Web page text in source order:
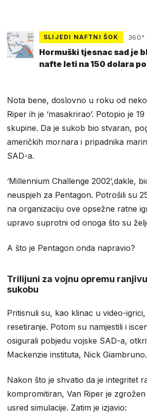
SLIJEDI NAFTNI ŠOK 360°
Hormuški tjesnac sad je
nafte leti na 150 dolara
Nota bene, doslovno u roku od
Riper ih je ‘masakrirao’. Potopio je
skupine. Da je sukob bio stvaran,
američkih mornara i pripadnika
SAD-a.
‘Millennium Challenge 2002’,dakle,
neuspjeh za Pentagon. Potrošili su
na organizaciju ove opsežne ratne
upravo suprotni od onoga što su
A što je Pentagon onda napravio?
Trilijuni za vojnu opremu
sukobu
Pritisnuli su, kao klinac u video-
resetiranje. Potom su namjestili i
osigurali pobjedu vojske SAD-a,
Mackenzie instituta, Nick Giambruno.
Nakon što je shvatio da je integritet
kompromitiran, Van Riper je
usred simulacije. Zatim je izjavio: